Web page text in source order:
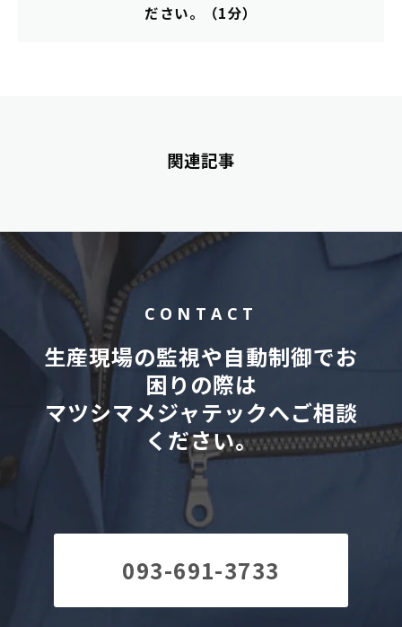
ださい。（1分）
関連記事
CONTACT
生産現場の監視や自動制御でお
困りの際は
マツシマメジャテックへご相談
ください。
093-691-3733